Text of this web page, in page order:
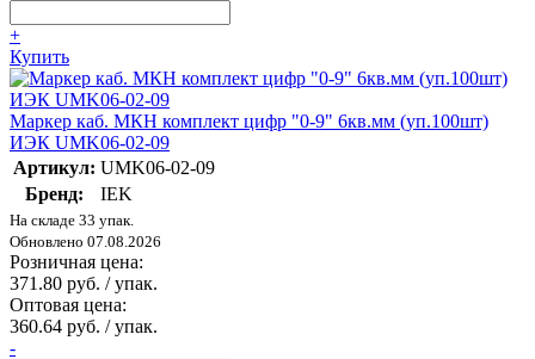
+
Купить
Маркер каб. МКН комплект цифр "0-9" 6кв.мм (уп.100шт)
ИЭК UMK06-02-09
Артикул: UMK06-02-09
Бренд:
IEK
На складе 33 упак.
Обновлено 07.08.2026
Розничная цена:
371.80 руб. / упак.
Оптовая цена:
360.64 руб. / упак.
-